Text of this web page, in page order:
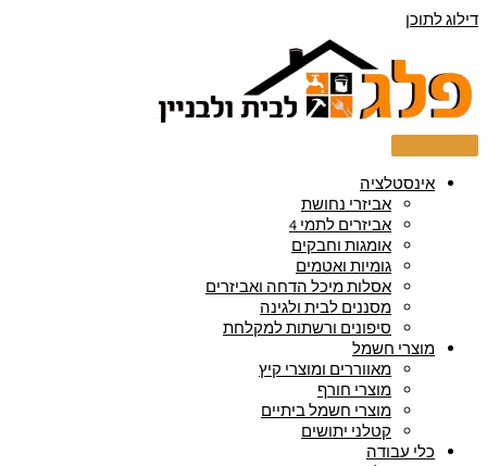
דילוג לתוכן
אינסטלציה
אביזרי נחושת
אביזרים לתמי 4
אומגות וחבקים
גומיות ואטמים
אסלות מיכל הדחה ואביזרים
מסננים לבית ולגינה
סיפונים ורשתות למקלחת
מוצרי חשמל
מאווררים ומוצרי קיץ
מוצרי חורף
מוצרי חשמל ביתיים
קטלני יתושים
כלי עבודה